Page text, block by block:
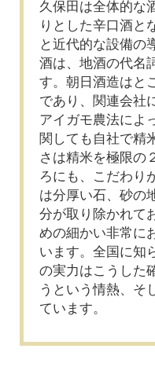
久保田は全体的な
りとした辛口酒と
と近代的な設備の
酒は、地酒の代名
す。朝日酒造はと
であり、関連会社
アイガモ農法によ
関しても自社で精
さは精米を極限の
ろにも、こだわり
は分厚い石、砂の
分が取り除かれて
めの細かい非常に
います。全国に知
の実力はこうした
うという情熱、そ
ています。